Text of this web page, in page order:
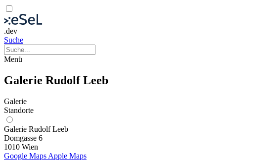
.dev
Suche
Menü
Galerie Rudolf Leeb
Galerie
Standorte
Galerie Rudolf Leeb
Domgasse 6
1010 Wien
Google Maps Apple Maps